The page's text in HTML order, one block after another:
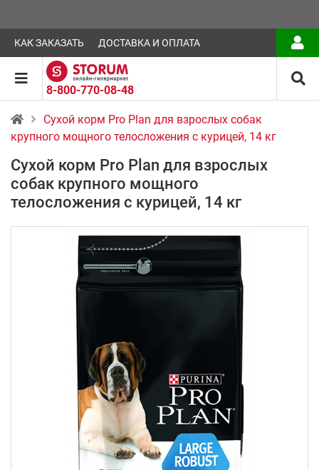
КАК ЗАКАЗАТЬ ДОСТАВКА И ОПЛАТА
8-800-770-08-48
Сухой корм Pro Plan для взрослых собак
крупного мощного телосложения с курицей, 14 кг
Сухой корм Pro Plan для взрослых
собак крупного мощного
телосложения с курицей, 14 кг